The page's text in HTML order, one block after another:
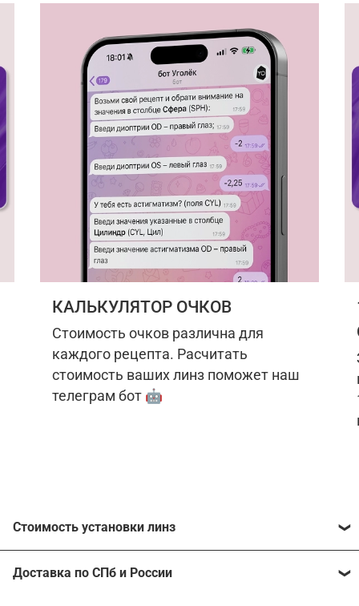
КАЛЬКУЛЯТОР ОЧКОВ
Стоимость очков различна для
каждого рецепта. Расчитать
стоимость ваших линз поможет наш
телеграм бот 🤖
Стоимость установки линз
Расчитать стоимость ваших линз поможет
Доставка по СПб и России